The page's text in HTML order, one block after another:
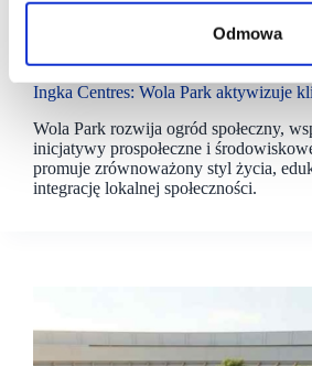
Odmowa
Wola Park Ingka
Ingka Centres: Wola Park aktywizuje
Wola Park rozwija ogród społeczny,
inicjatywy prospołeczne i
promuje zrównoważony styl życia,
integrację lokalnej społeczności.